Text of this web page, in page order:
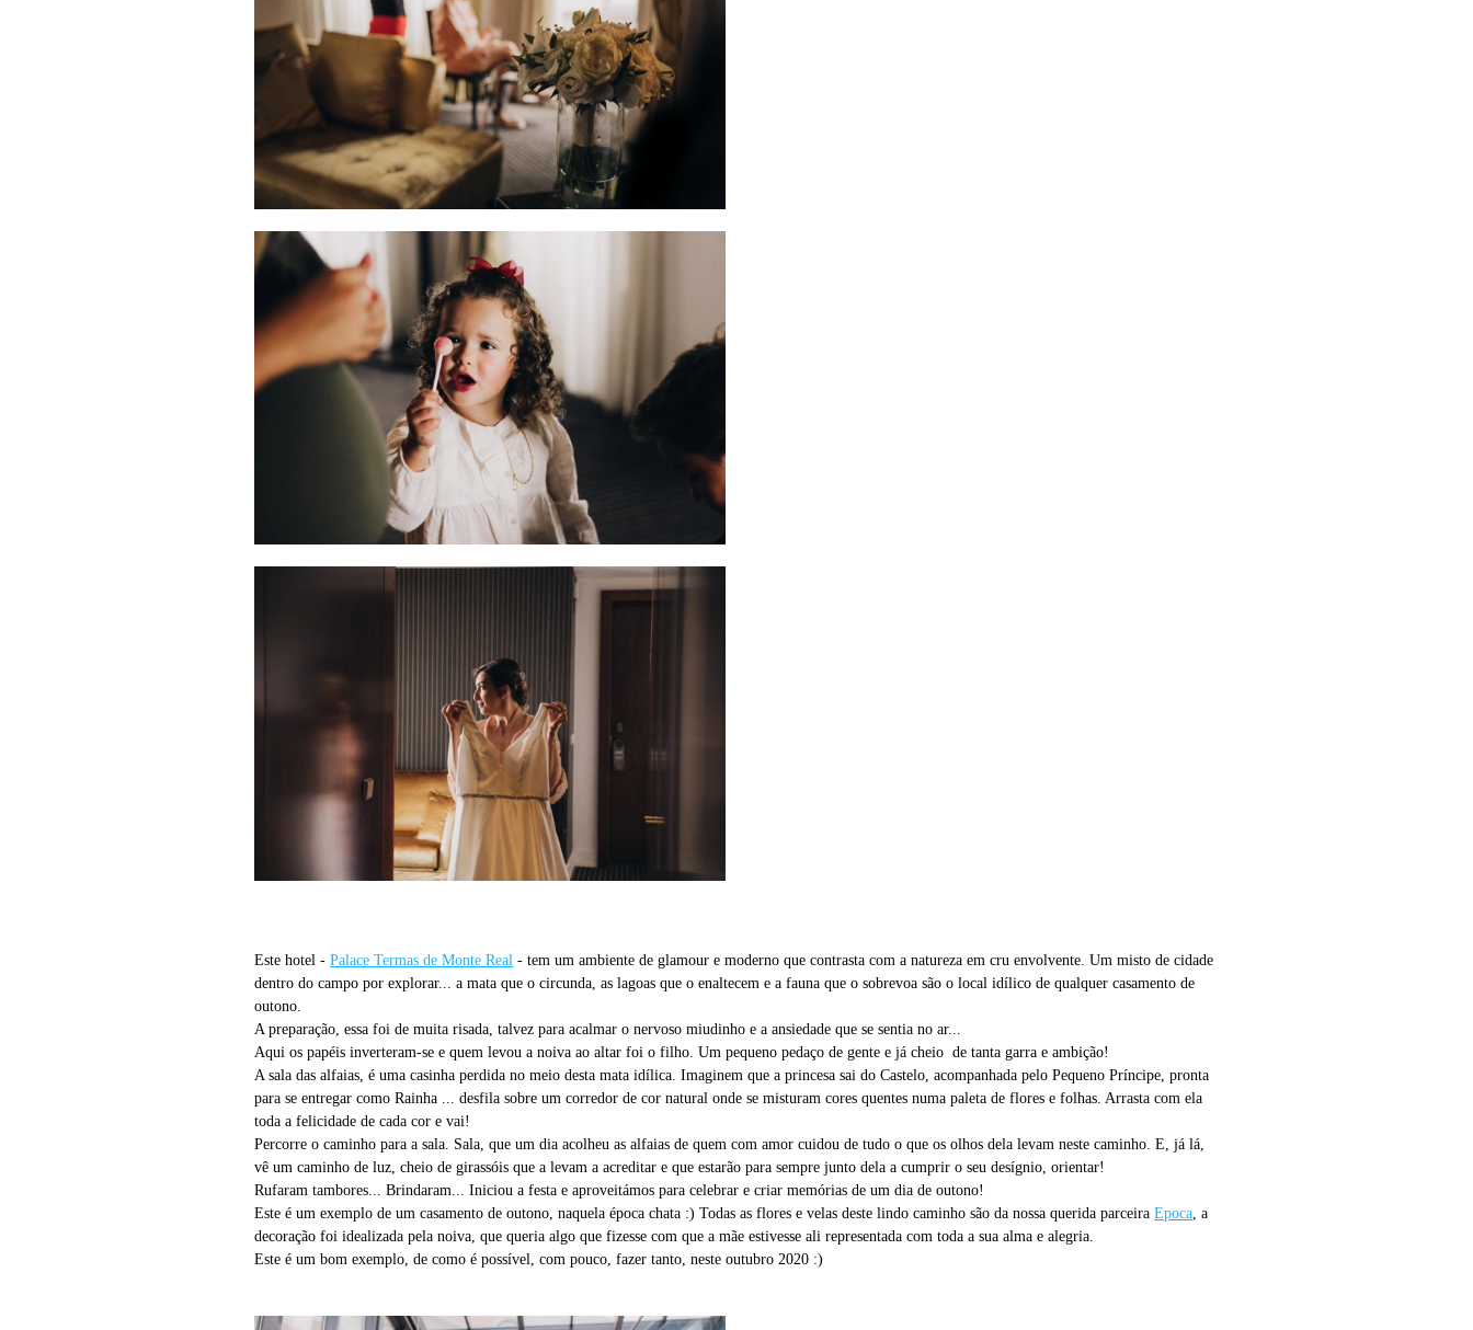
Este hotel - Palace Termas de Monte Real - tem um ambiente de glamour e moderno que contrasta com a natureza em cru envolvente. Um misto de cidade
dentro do campo por explorar... a mata que o circunda, as lagoas que o enaltecem e a fauna que o sobrevoa são o local idílico de qualquer casamento de
outono.
A preparação, essa foi de muita risada, talvez para acalmar o nervoso miudinho e a ansiedade que se sentia no ar...
Aqui os papéis inverteram-se e quem levou a noiva ao altar foi o filho. Um pequeno pedaço de gente e já cheio de tanta garra e ambição!
A sala das alfaias, é uma casinha perdida no meio desta mata idílica. Imaginem que a princesa sai do Castelo, acompanhada pelo Pequeno Príncipe, pronta
para se entregar como Rainha ... desfila sobre um corredor de cor natural onde se misturam cores quentes numa paleta de flores e folhas. Arrasta com ela
toda a felicidade de cada cor e vai!
Percorre o caminho para a sala. Sala, que um dia acolheu as alfaias de quem com amor cuidou de tudo o que os olhos dela levam neste caminho. E, já lá,
vê um caminho de luz, cheio de girassóis que a levam a acreditar e que estarão para sempre junto dela a cumprir o seu desígnio, orientar!
Rufaram tambores... Brindaram... Iniciou a festa e aproveitámos para celebrar e criar memórias de um dia de outono!
Este é um exemplo de um casamento de outono, naquela época chata :) Todas as flores e velas deste lindo caminho são da nossa querida parceira Epoca , a
decoração foi idealizada pela noiva, que queria algo que fizesse com que a mãe estivesse ali representada com toda a sua alma e alegria.
Este é um bom exemplo, de como é possível, com pouco, fazer tanto, neste outubro 2020 :)